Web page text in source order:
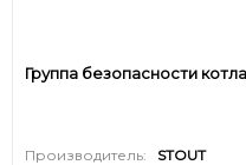
Группа безопасности
Производитель:
STOUT